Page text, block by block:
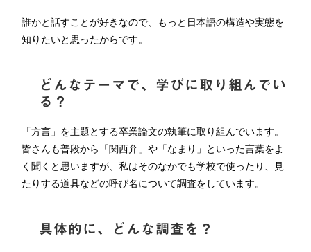
誰かと話すことが好きなので、もっと日本語の構造や実態を
知りたいと思ったからです。
どんなテーマで、学びに取り組んでい
る？
「方言」を主題とする卒業論文の執筆に取り組んでいます。
皆さんも普段から「関西弁」や「なまり」といった言葉をよ
く聞くと思いますが、私はそのなかでも学校で使ったり、見
たりする道具などの呼び名について調査をしています。
具体的に、どんな調査を？